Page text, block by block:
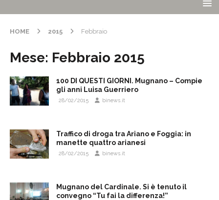
HOME 2015 Febbraio
Mese: Febbraio 2015
100 DI QUESTI GIORNI. Mugnano – Compie
gli anni Luisa Guerriero
28/02/2015 binews.it
Traffico di droga tra Ariano e Foggia: in
manette quattro arianesi
28/02/2015 binews.it
Mugnano del Cardinale. Si è tenuto il
convegno “Tu fai la differenza!”